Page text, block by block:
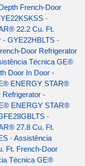
French-Door
-
22.2 Cu. Ft.
- GYE22HBLTS -
Door Refrigerator
Técnica GE®
Door In Door -
ENERGY STAR®
Refrigerator -
ENERGY STAR®
-
27.8 Cu. Ft.
-Assistência
Ft. French-Door
Técnica GE®